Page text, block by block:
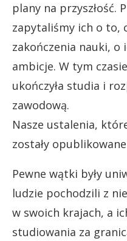
plany na przyszłość.
zapytaliśmy ich o to,
zakończenia nauki, o
ambicje. W tym
ukończyła studia i
zawodową.
Nasze ustalenia,
zostały
Pewne wątki były
ludzie pochodzili z
w swoich krajach, a
studiowania za